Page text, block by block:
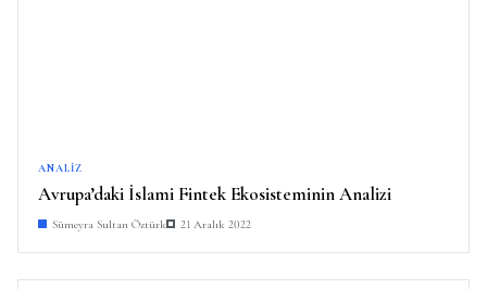
ANALIZ
Avrupa’daki İslami Fintek Ekosisteminin Analizi
Sümeyra Sultan Öztürk 21 Aralık 2022